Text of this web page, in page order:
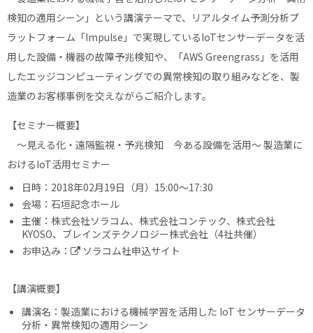
検知の適用シーン」という講演テーマで、リアルタイム予測分析プ
ラットフォーム「Impulse」で実現しているIoTセンサーデータを活
用した設備・機器の故障予兆検知や、「AWS Greengrass」を活用
したエッジコンピューティングでの異常検知の取り組みなどを、製
造業のお客様事例を交えながらご紹介します。
【セミナー概要】
〜見える化・遠隔監視・予兆検知 今ある設備を活用〜 製造業に
おけるIoT活用セミナー
日時：2018年02月19日（月）15:00〜17:30
会場：石垣記念ホール
主催：株式会社ソラコム、株式会社コンテック、株式会社
KYOSO、ブレインズテクノロジー株式会社（4社共催）
お申込み：
ソラコム社申込サイト
【講演概要】
講演名：製造業における機械学習を活用した IoT センサーデータ
分析・異常検知の適用シーン